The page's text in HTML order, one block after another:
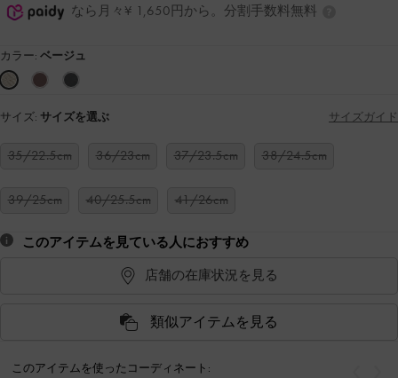
なら月々¥ 1,650円から。分割手数料無料
カラー: ベージュ
サイズ: サイズを選ぶ サイズガイド
35/22.5cm 36/23cm 37/23.5cm 38/24.5cm
39/25cm 40/25.5cm 41/26cm
このアイテムを見ている人におすすめ
店舗の在庫状況を見る
類似アイテムを見る
このアイテムを使ったコーディネート: